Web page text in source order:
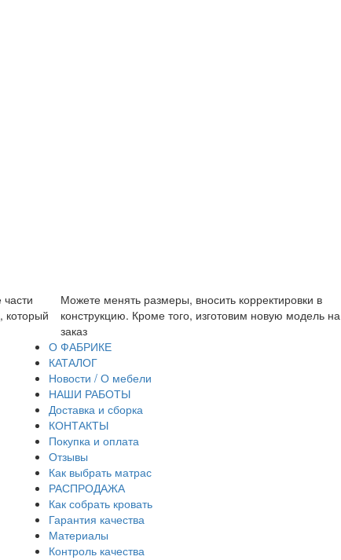
который
Можете менять размеры, вносить корректировки в
конструкцию. Кроме того, изготовим новую модель на
заказ
О ФАБРИКЕ
КАТАЛОГ
Новости / О мебели
НАШИ РАБОТЫ
Доставка и сборка
КОНТАКТЫ
Покупка и оплата
Отзывы
Как выбрать матрас
РАСПРОДАЖА
Как собрать кровать
Гарантия качества
Материалы
Контроль качества